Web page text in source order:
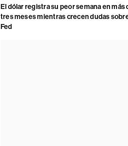
El dólar registra su peor semana en más
tres meses mientras crecen dudas
Fed